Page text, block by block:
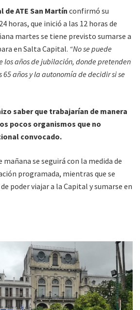
ATE San Martín confirmó su
horas, que inició a las 12 horas de
martes se tiene previsto sumarse a
en Salta Capital. “No se puede
los años de jubilación, donde pretenden
65 años y la autonomía de decidir si se
saber que trabajarían de manera
pocos organismos que no
convocado.
mañana se seguirá con la medida de
programada, mientras que se
poder viajar a la Capital y sumarse en